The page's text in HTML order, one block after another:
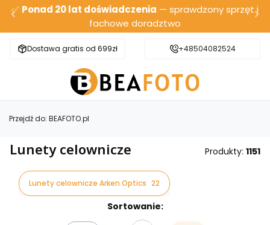
✅ Ponad 20 lat doświadczenia — sprawdzony sprzęt i
fachowe doradztwo
Dostawa gratis od 699zł Bezpieczna wysyłka
+48504082524
Przejdź do: BEAFOTO.pl
Lunety celownicze Produkty: 1151
Lunety celownicze Arken Optics 22
Sortowanie: